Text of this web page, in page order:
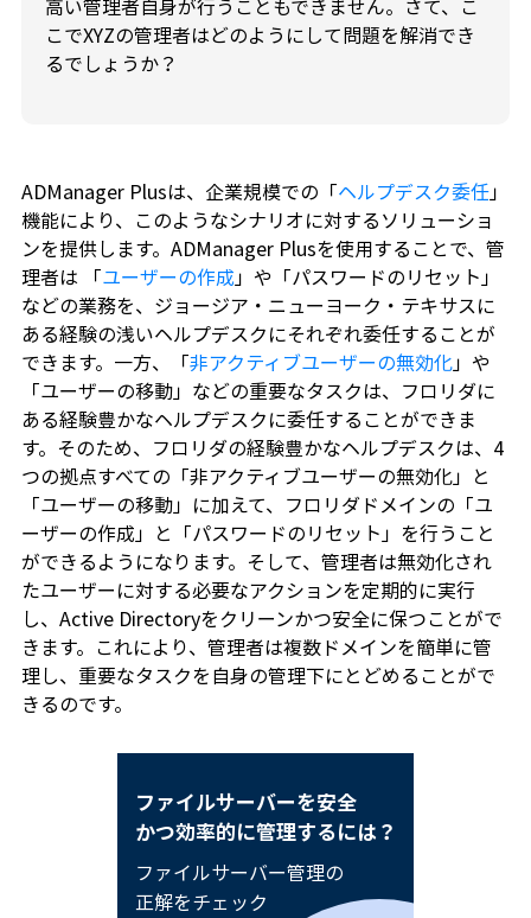
高い管理者自身が行うこともできません。さて、こ
こでXYZの管理者はどのようにして問題を解消でき
るでしょうか？
ADManager Plusは、企業規模での「ヘルプデスク委任」
機能により、このようなシナリオに対するソリューショ
ンを提供します。ADManager Plusを使用することで、管
理者は 「ユーザーの作成」や「パスワードのリセット」
などの業務を、ジョージア・ニューヨーク・テキサスに
ある経験の浅いヘルプデスクにそれぞれ委任することが
できます。一方、「非アクティブユーザーの無効化」や
「ユーザーの移動」などの重要なタスクは、フロリダに
ある経験豊かなヘルプデスクに委任することができま
す。そのため、フロリダの経験豊かなヘルプデスクは、4
つの拠点すべての「非アクティブユーザーの無効化」と
「ユーザーの移動」に加えて、フロリダドメインの「ユ
ーザーの作成」と「パスワードのリセット」を行うこと
ができるようになります。そして、管理者は無効化され
たユーザーに対する必要なアクションを定期的に実行
し、Active Directoryをクリーンかつ安全に保つことがで
きます。これにより、管理者は複数ドメインを簡単に管
理し、重要なタスクを自身の管理下にとどめることがで
きるのです。
ファイルサーバーを安全
かつ効率的に管理するには？
ファイルサーバー管理の
正解をチェック